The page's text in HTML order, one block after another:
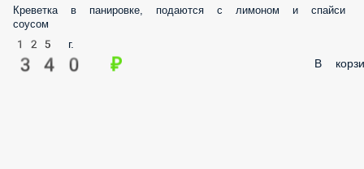
Креветка в панировке, подаются с лимоном и спайси
соусом
125 г.
340 ₽ В